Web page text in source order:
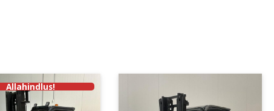
Allahindlus!